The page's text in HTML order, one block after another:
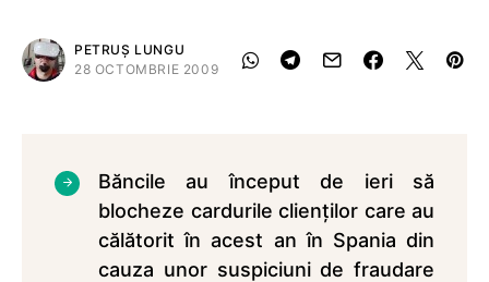
PETRUȘ LUNGU
28 OCTOMBRIE 2009
Băncile au început de ieri să
blocheze cardurile clienţilor care au
călătorit în acest an în Spania din
cauza unor suspiciuni de fraudare